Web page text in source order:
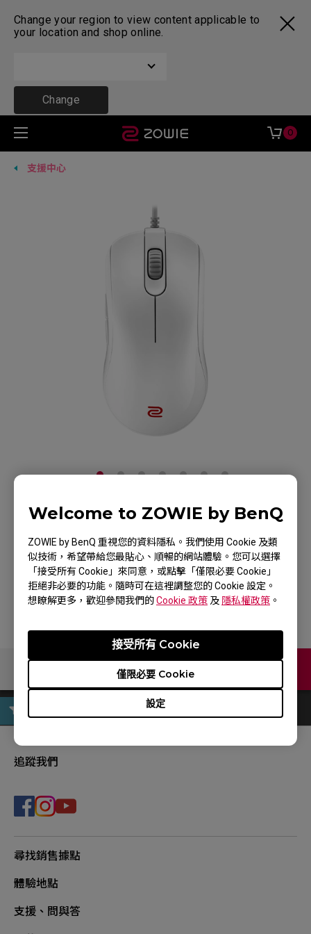
Change your region to view content applicable to
your location and shop online.
Change
Welcome to ZOWIE by BenQ
ZOWIE by BenQ 重視您的資料隱私。我們使用 Cookie 及類
似技術，希望帶給您最貼心、順暢的網站體驗。您可以選擇
「接受所有 Cookie」來同意，或點擊「僅限必要 Cookie」
拒絕非必要的功能。隨時可在這裡調整您的 Cookie 設定。
想瞭解更多，歡迎參閱我們的Cookie 政策 及 隱私權政策 。
設定
僅限必要 Cookie
接受所有 Cookie
0
支援中心
ZOWIE FK2-B WHITE
白色亮面特別版 電競滑鼠
產品頁
追蹤我們
尋找銷售據點
體驗地點
支援、問與答